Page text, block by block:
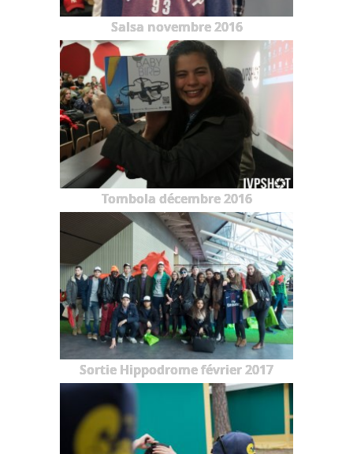
Salsa novembre 2016
Tombola décembre 2016
Sortie Hippodrome février 2017